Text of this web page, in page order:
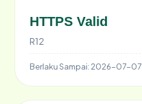
HTTPS Valid
R12
Berlaku Sampai: 2026-07-07